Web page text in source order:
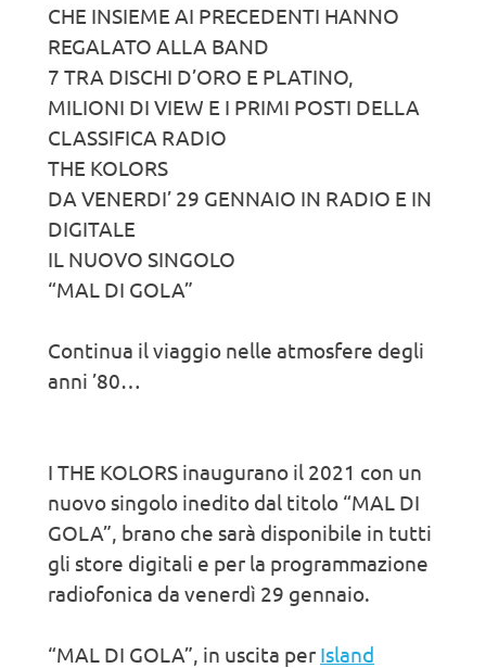
CHE INSIEME AI PRECEDENTI HANNO
REGALATO ALLA BAND
7 TRA DISCHI D’ORO E PLATINO,
MILIONI DI VIEW E I PRIMI POSTI DELLA
CLASSIFICA RADIO
THE KOLORS
DA VENERDI’ 29 GENNAIO IN RADIO E IN
DIGITALE
IL NUOVO SINGOLO
“MAL DI GOLA”
Continua il viaggio nelle atmosfere degli
anni ’80…
I THE KOLORS inaugurano il 2021 con un
nuovo singolo inedito dal titolo “MAL DI
GOLA”, brano che sarà disponibile in tutti
gli store digitali e per la programmazione
radiofonica da venerdì 29 gennaio.
“MAL DI GOLA”, in uscita per Island